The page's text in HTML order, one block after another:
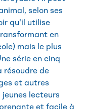
selon ses
qu'il utilise
en
mais le plus
série en cinq
résoudre de
et autres
lecteurs
et facile à